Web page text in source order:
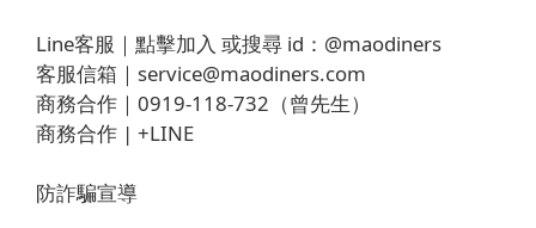
Line客服｜ 點擊加入 或搜尋 id： @maodiners
客服信箱｜ service@maodiners.com
商務合作｜0919-118-732（曾先生）
商務合作 | +LINE
防詐騙宣導